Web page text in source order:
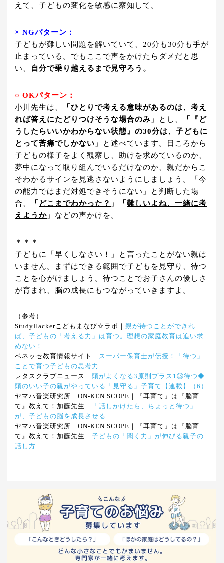
えて、子どもの変化を敏感に察知して。
× NGパターン：
子どもが難しい問題を解いていて、20分も30分も手が
止まっている。でもここで声をかけたらダメだと思
い、
自分で乗り越えるまで見守ろう。
○ OKパターン：
小川先生は、
「ひとりで考える意味があるのは、考え
れば答えにたどりつけそうな場合のみ」
とし、
「『ど
うしたらいいかわからない状態』の30分は、子どもに
とって苦痛でしかない」
と述べています。日ころから
子どもの様子をよく観察し、助けを求めているのか、
夢中になって取り組んでいるだけなのか、親だからこ
そわかるサインを見逃さないようにしましょう。「今
の能力ではまだ対処できそうにない」と判断した場
合、
「 どこまでわかった？ 」「難しいよね、一緒に考
えようか 」 などの声かけを。
＊＊＊
子どもに「早くしなさい！」と言ったことがない親は
いません。まずはできる範囲で子どもを見守り、待つ
ことを心がけましょう。待つことでお子さんの優しさ
が育まれ、脳の成長にもつながっていきますよ。
（参考）
StudyHackerこどもまなび☆ラボ｜ 親が待つことができれ
ば、子どもの「考える力」は育つ。理想の家庭教育は追い求
めない！
ベネッセ教育情報サイト｜
スーパー保育士が伝授！「待つ」
ことで育つ子どもの思考力
レタスクラブニュース｜ 頭がよくなる3原則プラス1③待つ◆
頭のいい子の親がやっている「見守る」子育て【連載】（6）
ヤマハ音楽研究所 ON-KEN SCOPE｜『耳育て』は『脳育
て』教えて！加藤先生｜
「話しかけたら、ちょっと待つ」
が、子どもの脳を成長させる
ヤマハ音楽研究所 ON-KEN SCOPE｜『耳育て』は『脳育
て』教えて！加藤先生｜ 子どもの「聞く力」が伸びる親子の
話し方